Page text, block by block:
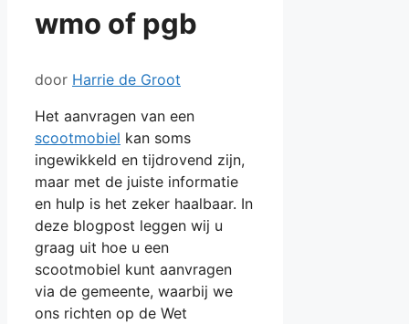
wmo of pgb
door Harrie de Groot
Het aanvragen van een
scootmobiel kan soms
ingewikkeld en tijdrovend zijn,
maar met de juiste informatie
en hulp is het zeker haalbaar. In
deze blogpost leggen wij u
graag uit hoe u een
scootmobiel kunt aanvragen
via de gemeente, waarbij we
ons richten op de Wet